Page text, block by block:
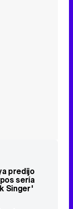
predijo
sería
Singer'